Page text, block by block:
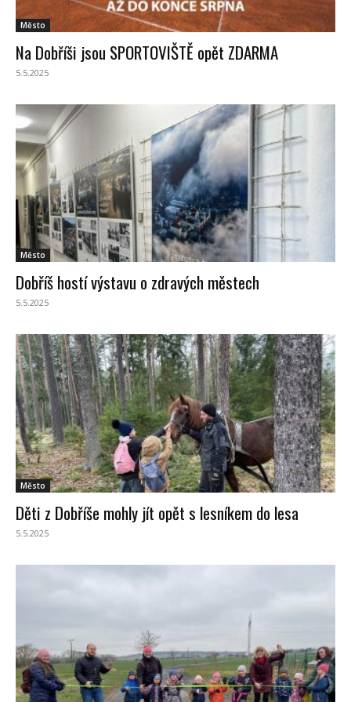
Město
Na Dobříši jsou SPORTOVIŠTĚ opět ZDARMA
5.5.2025
Město
Dobříš hostí výstavu o zdravých městech
5.5.2025
Město
Děti z Dobříše mohly jít opět s lesníkem do lesa
5.5.2025